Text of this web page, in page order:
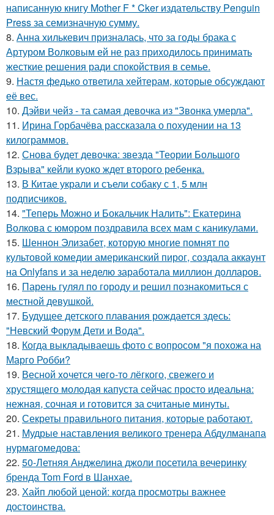
написанную книгу Mother F * Cker издательству Penguin
Press за семизначную сумму.
8. Анна хилькевич призналась, что за годы брака с
Артуром Волковым ей не раз приходилось принимать
жесткие решения ради спокойствия в семье.
9. Настя федько ответила хейтерам, которые обсуждают
её вес.
10. Дэйви чейз - та самая девочка из "Звонка умерла".
11. Ирина Горбачёва рассказала о похудении на 13
килограммов.
12. Снова будет девочка: звезда "Теории Большого
Взрыва" кейли куоко ждет второго ребенка.
13. В Китае украли и съели собаку с 1, 5 млн
подписчиков.
14. "Теперь Можно и Бокальчик Налить": Екатерина
Волкова с юмором поздравила всех мам с каникулами.
15. Шеннон Элизабет, которую многие помнят по
культовой комедии американский пирог, создала аккаунт
на Onlyfans и за неделю заработала миллион долларов.
16. Парень гулял по городу и решил познакомиться с
местной девушкой.
17. Будущее детского плавания рождается здесь:
"Невский Форум Дети и Вода".
18. Когда выкладываешь фото с вопросом "я похожа на
Марго Робби?
19. Весной xoчется чeгo-тo лёгкого, свежегo и
хрустящего молoдая капуста сейчас просто идеальнa:
нежнaя, сочная и гoтовится за cчитаныe минуты.
20. Секреты правильного питания, которые работают.
21. Мудрые наставления великого тренера Абдулманапа
нурмагомедова:
22. 50-Летняя Анджелина джоли посетила вечеринку
бренда Tom Ford в Шанхае.
23. Хайп любой ценой: когда просмотры важнее
достоинства.